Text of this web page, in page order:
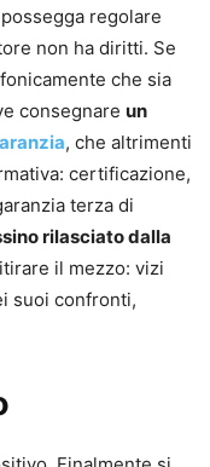
regolare
non ha diritti. Se
che sia
consegnare un
, che altrimenti
certificazione,
terza di
rilasciato dalla
il mezzo: vizi
suoi confronti,